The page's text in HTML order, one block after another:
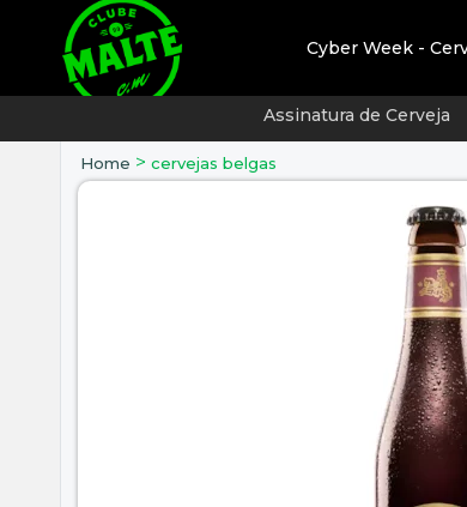
Cyber Week -
Assinatura de Cerveja
Home > cervejas belgas